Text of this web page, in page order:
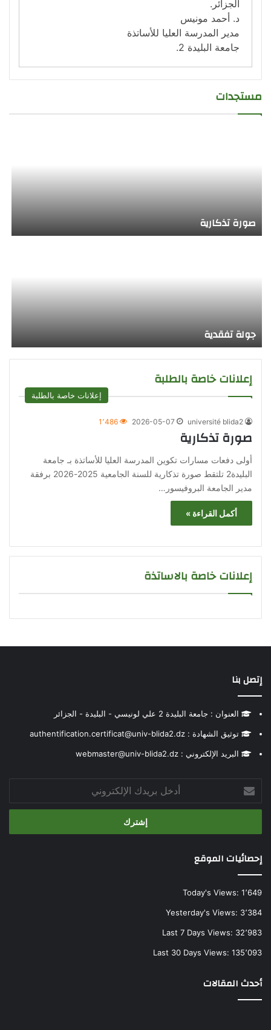
الجزائر.
د. أحمد مونيس
مدير المدرسة العليا للأساتذة
جامعة البليدة 2.
مستجدات
صورة تذكارية
جولة تفقدية
إعلانات خاصة بالطلبة
إعلانات خاصة بالطلبة
université blida2
2026-05-07 1٬486
صورة تذكارية
أولى دفعات مسارات تكوين المدرسة العليا للأساتذة بـ جامعة
البليدة2 تلتقط صورة تذكارية للسنة الجامعية 2025-2026 برفقة
مدير الجامعة البروفيسور…
أكمل القراءة »
إعلانات خاصة بالاساتذة
إتصل بنا
العنوان : جامعة البليدة 2 علي لونيسي - البليدة - الجزائر
توثيق الشهادة : authentification.certificat@univ-blida2.dz
البريد الإلكتروني : webmaster@univ-blida2.dz
بريدك
الإلكتروني
إحصائيات الموقع
Today's Views: 1٬649
Yesterday's Views: 3٬384
Last 7 Days Views: 32٬983
Last 30 Days Views: 135٬093
أحدث المقالات